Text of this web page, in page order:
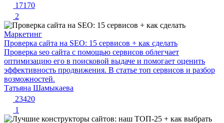
17170
2
Маркетинг
Проверка сайта на SEO: 15 сервисов + как сделать
Проверка seo сайта с помощью сервисов облегчает
оптимизацию его в поисковой выдаче и помогает оценить
эффективность продвижения. В статье топ сервисов и разбор
возможностей.
Татьяна Шамыкаева
23420
1